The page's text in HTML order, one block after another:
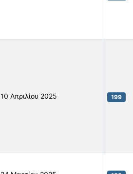
10 Απριλίου 2025 199